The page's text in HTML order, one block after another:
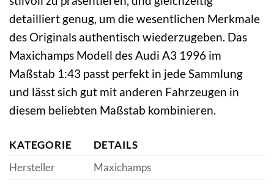
detailliert genug, um die wesentlichen Merkmale
des Originals authentisch wiederzugeben. Das
Maxichamps Modell des Audi A3 1996 im
Maßstab 1:43 passt perfekt in jede Sammlung
und lässt sich gut mit anderen Fahrzeugen in
diesem beliebten Maßstab kombinieren.
KATEGORIE
DETAILS
Hersteller
Maxichamps